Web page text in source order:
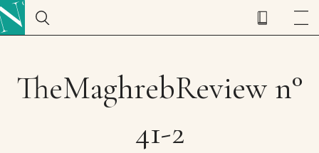
TheMaghrebReview n°
41-2